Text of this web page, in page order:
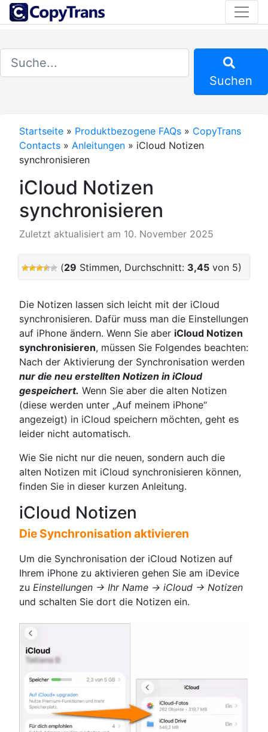
Suchen
Startseite » Produktbezogene FAQs » CopyTrans
Contacts » Anleitungen » iCloud Notizen
synchronisieren
iCloud Notizen
synchronisieren
Zuletzt aktualisiert am 10. November 2025
(29 Stimmen, Durchschnitt: 3,45von 5)
Die Notizen lassen sich leicht mit der iCloud
synchronisieren. Dafür muss man die Einstellungen
auf iPhone ändern. Wenn Sie aber iCloud Notizen
synchronisieren, müssen Sie Folgendes beachten:
Nach der Aktivierung der Synchronisation werden
nur die neu erstellten Notizen in iCloud
gespeichert. Wenn Sie aber die alten Notizen
(diese werden unter „Auf meinem iPhone“
angezeigt) in iCloud speichern möchten, geht es
leider nicht automatisch.
Wie Sie nicht nur die neuen, sondern auch die
alten Notizen mit iCloud synchronisieren können,
finden Sie in dieser kurzen Anleitung.
iCloud Notizen
Die Synchronisation aktivieren
Um die Synchronisation der iCloud Notizen auf
Ihrem iPhone zu aktivieren gehen Sie am iDevice
zu Einstellungen → Ihr Name → iCloud → Notizen
und schalten Sie dort die Notizen ein.